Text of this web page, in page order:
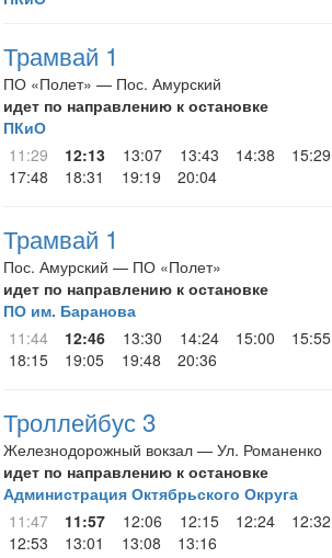
Трамвай 1
ПО «Полет» — Пос. Амурский
идет по направлению к остановке
ПКиО
11:29
12:13 13:07 13:43 14:38 15:29
17:48
18:31 19:19 20:04
Трамвай 1
Пос. Амурский — ПО «Полет»
идет по направлению к остановке
ПО им. Баранова
11:44
12:46 13:30 14:24 15:00 15:55
18:15
19:05 19:48 20:36
Троллейбус 3
Железнодорожный вокзал — Ул. Романенко
идет по направлению к остановке
Администрация Октябрьского Округа
11:47
11:57 12:06 12:15 12:24 12:32
12:53
13:01 13:08 13:16